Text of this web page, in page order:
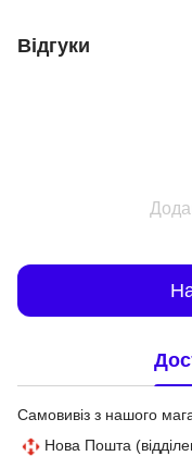
Відгуки
Самовивіз з нашого
Нова Пошта